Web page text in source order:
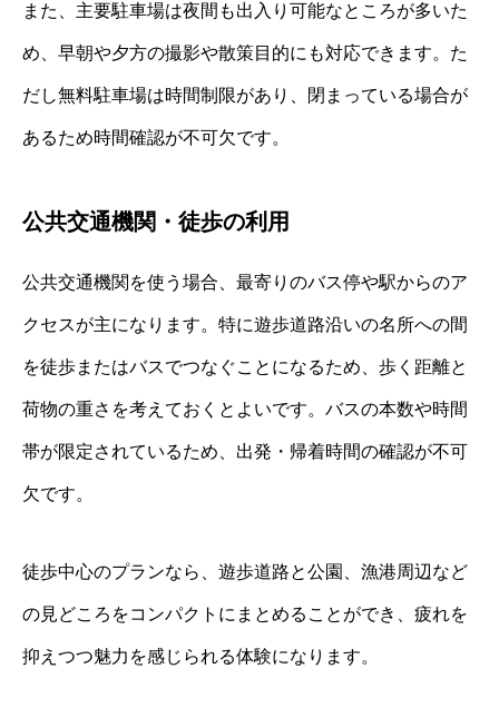
また、主要駐車場は夜間も出入り可能なところが多いた
め、早朝や夕方の撮影や散策目的にも対応できます。た
だし無料駐車場は時間制限があり、閉まっている場合が
あるため時間確認が不可欠です。
公共交通機関・徒歩の利用
公共交通機関を使う場合、最寄りのバス停や駅からのア
クセスが主になります。特に遊歩道路沿いの名所への間
を徒歩またはバスでつなぐことになるため、歩く距離と
荷物の重さを考えておくとよいです。バスの本数や時間
帯が限定されているため、出発・帰着時間の確認が不可
欠です。
徒歩中心のプランなら、遊歩道路と公園、漁港周辺など
の見どころをコンパクトにまとめることができ、疲れを
抑えつつ魅力を感じられる体験になります。